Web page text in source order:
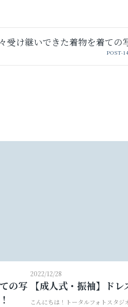
受け継いできた着物を着て
POST-
の写
2022/12/28
【成人式・振袖】ド
こんにちは！トータルフォトスタ